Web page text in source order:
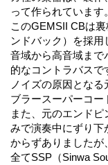
って作られています。
このGEMSII CBは
ンドバック）を採
音域から高音域まで
的なコントラバスで
ノイズの原因とな
ブラースーパーコー
また、元のエンド
みで演奏中にずり下
からずありましたが
全てSSP（Sinwa